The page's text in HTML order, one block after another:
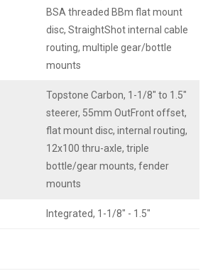
BSA threaded BBm flat mount
disc, StraightShot internal cable
routing, multiple gear/bottle
mounts
Topstone Carbon, 1-1/8" to 1.5"
steerer, 55mm OutFront offset,
flat mount disc, internal routing,
12x100 thru-axle, triple
bottle/gear mounts, fender
mounts
Integrated, 1-1/8" - 1.5"